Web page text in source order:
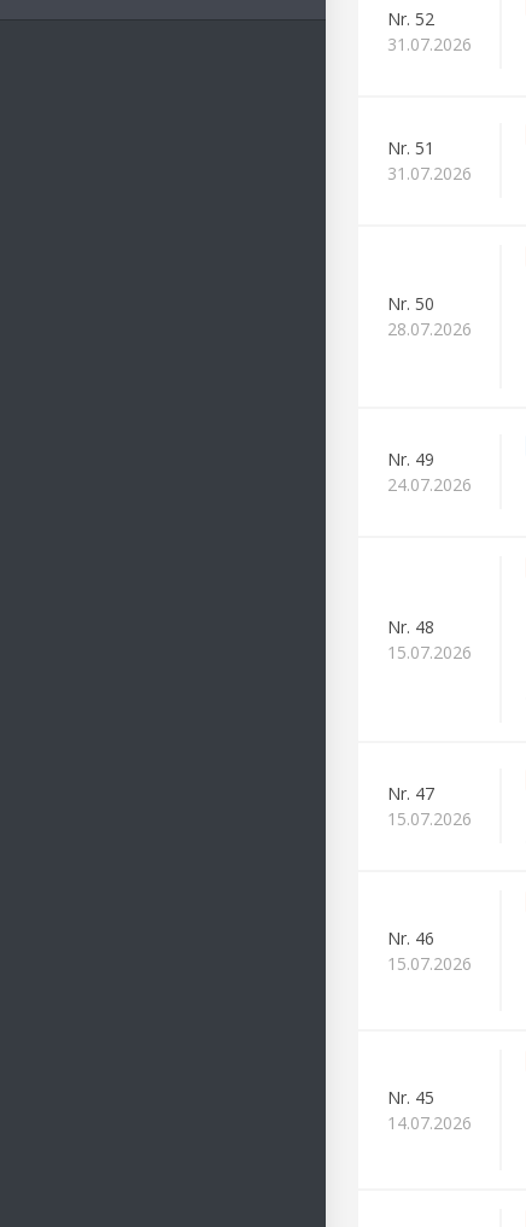
Nr. 52
31.07.2026
Nr. 51
31.07.2026
Nr. 50
28.07.2026
Nr. 49
24.07.2026
Nr. 48
15.07.2026
Nr. 47
15.07.2026
Nr. 46
15.07.2026
Nr. 45
14.07.2026